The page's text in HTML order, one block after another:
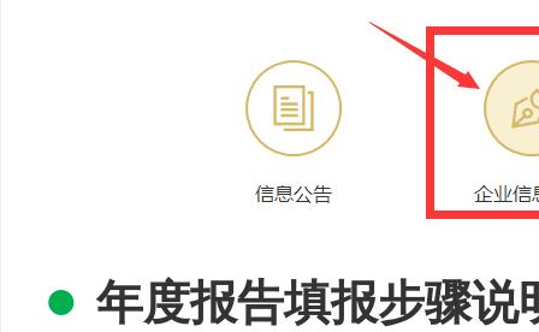
● 年度报告填报步骤说